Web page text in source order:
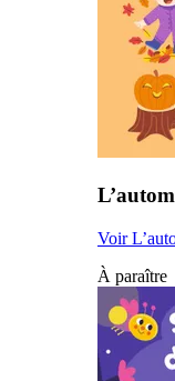
Voir
À paraître